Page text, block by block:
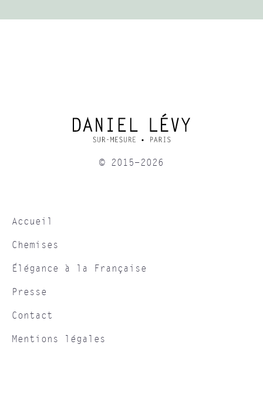
© 2015-2026
Accueil
Chemises
Élégance à la Française
Presse
Contact
Mentions légales